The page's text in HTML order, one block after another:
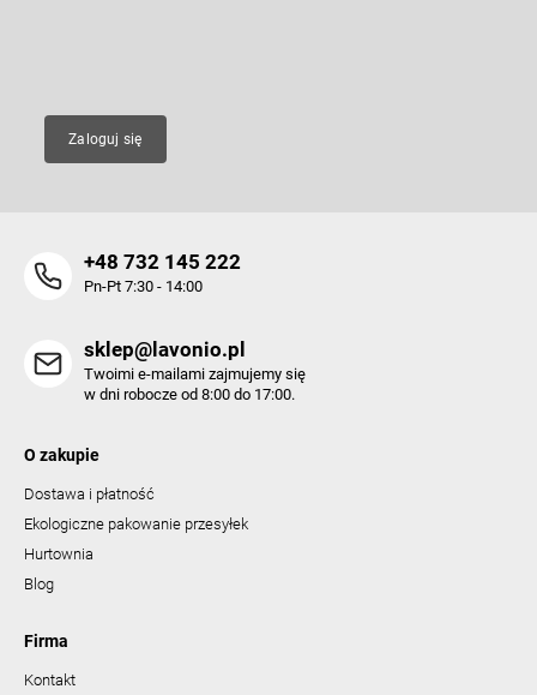
Zaloguj się
+48 732 145 222
Pn-Pt 7:30 - 14:00
sklep@lavonio.pl
Twoimi e-mailami zajmujemy się
w dni robocze od 8:00 do 17:00.
O zakupie
Dostawa i płatność
Ekologiczne pakowanie przesyłek
Hurtownia
Blog
Firma
Kontakt